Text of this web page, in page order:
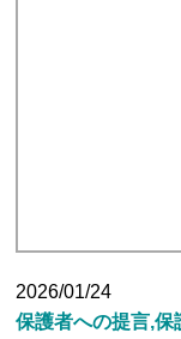
2026/01/24
保護者への提言,